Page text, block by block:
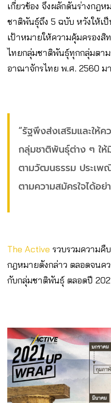
เกี่ยวข้อง จึงผลักดันร่างกฎ
ชาติพันธุ์ถึง 5 ฉบับ หวังให้เ
เป้าหมายให้ความคุ้มครองสิ
ไทยกลุ่มชาติพันธุ์ทุกกลุ่มตา
อาณาจักรไทย พ.ศ. 2560 ม
“รัฐพึงส่งเสริมและให้ค
กลุ่มชาติพันธุ์ต่าง ๆ ให้
ตามวัฒนธรรม ประเพ
ตามความสมัครใจได้อ
The Active รวบรวมความคื
กฎหมายดังกล่าว ตลอดจนค
กับกลุ่มชาติพันธุ์ ตลอดปี